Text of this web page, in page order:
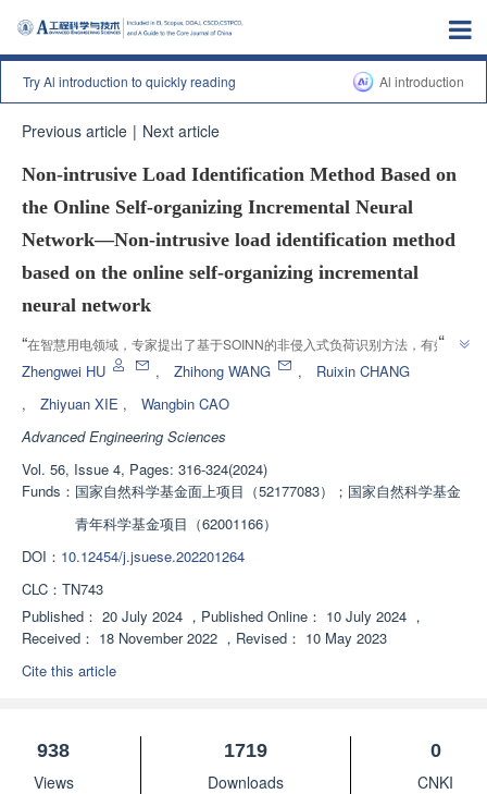
Try Al introduction to quickly reading Al introduction
Previous article | Next article
Non-intrusive Load Identification Method Based on
the Online Self-organizing Incremental Neural
Network—Non-intrusive load identification method
based on the online self-organizing incremental
neural network
“在智慧用电领域，专家提出了基于SOINN的非侵入式负荷识别方法，有效识
别单电器与多电器，具有实际应用可行性。”
”
Zhengwei HU , Zhihong WANG ,
Ruixin CHANG
,
Zhiyuan XIE ,
Wangbin CAO
Advanced Engineering Sciences
Vol. 56, Issue 4, Pages: 316-324(2024)
Funds： 国家自然科学基金面上项目（52177083）；国家自然科学基金
青年科学基金项目（62001166）
DOI： 10.12454/j.jsuese.202201264
CLC： TN743
Published： 20 July 2024 ， Published Online： 10 July 2024 ，
Received： 18 November 2022 ， Revised： 10 May 2023
Cite this article
938
Views
1719
Downloads
0
CNKI